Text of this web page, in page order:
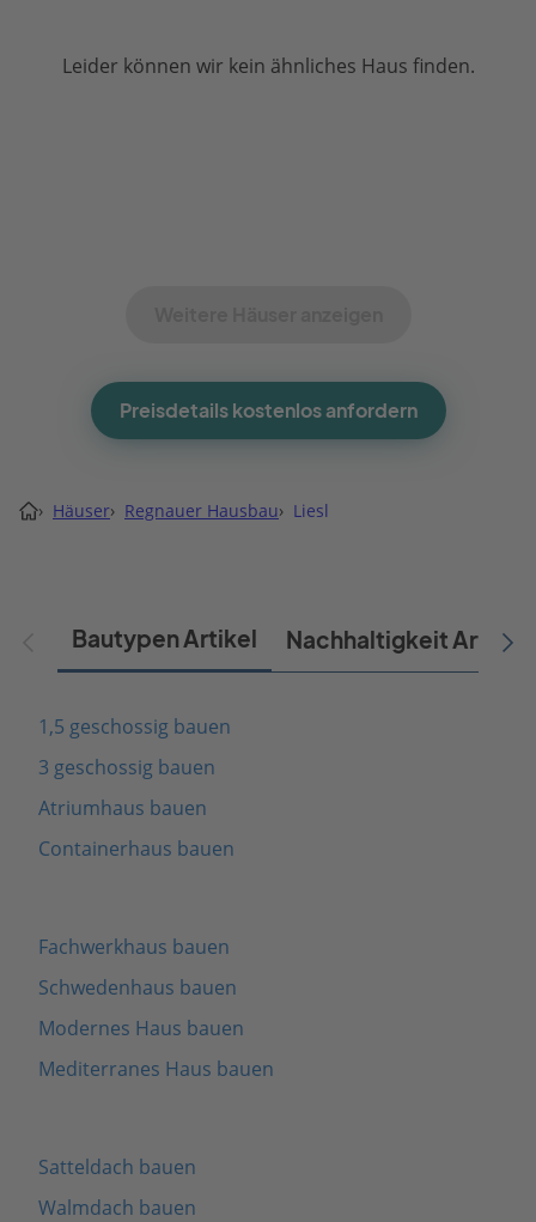
Leider können wir kein ähnliches Haus finden.
Preisdetails kostenlos anfordern
› Häuser› Regnauer Hausbau› Liesl
Bautypen Artikel Nachhaltigkeit Artikel
1,5 geschossig bauen
3 geschossig bauen
Atriumhaus bauen
Containerhaus bauen
Fachwerkhaus bauen
Schwedenhaus bauen
Modernes Haus bauen
Mediterranes Haus bauen
Satteldach bauen
Walmdach bauen